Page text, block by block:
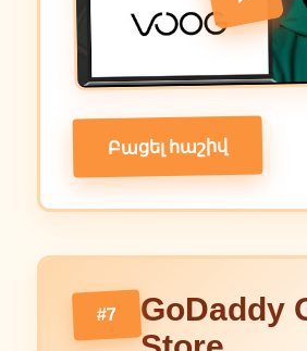
Բացել հաշիվ
#7
GoDaddy